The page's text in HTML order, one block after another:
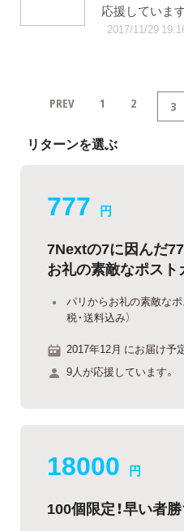
応援していま
2017/11/29
PREV 1 2 3
リターンを選ぶ
777 円
7Nextの7に因んだ
お礼の素敵なポスト
パリからお礼の素敵な
税・送料込み）
2017年12月 にお届け予
9人が応援しています。
18000 円
100個限定！早い者